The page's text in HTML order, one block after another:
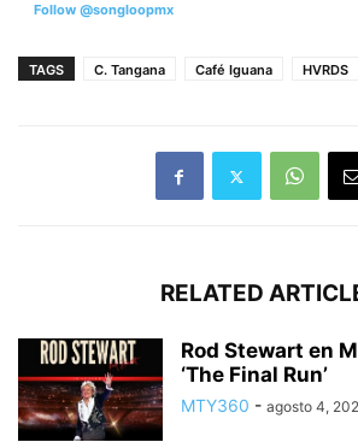
Follow @songloopmx
TAGS C. Tangana Café Iguana HVRDS
RELATED
Rod Stewart en
‘The Final Run’
MTY360 - agosto 4,